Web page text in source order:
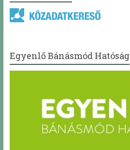
Egyenlő Bánásmód Hatóság